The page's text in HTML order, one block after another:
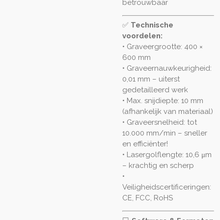
betrouwbaar
✅ Technische
voordelen:
• Graveergrootte: 400 ×
600 mm
• Graveernauwkeurigheid:
0,01 mm – uiterst
gedetailleerd werk
• Max. snijdiepte: 10 mm
(afhankelijk van materiaal)
• Graveersnelheid: tot
10.000 mm/min – sneller
en efficiënter!
• Lasergolflengte: 10,6 μm
– krachtig en scherp
•
Veiligheidscertificeringen:
CE, FCC, RoHS